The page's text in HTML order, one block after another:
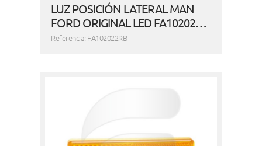
LUZ POSICIÓN LATERAL MAN
FORD ORIGINAL LED FA10202…
Referencia: FA102022RB